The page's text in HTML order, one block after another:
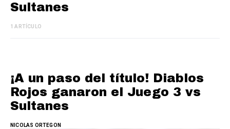
Sultanes
1 ARTÍCULO
¡A un paso del título! Diablos
Rojos ganaron el Juego 3 vs
Sultanes
NICOLAS ORTEGON